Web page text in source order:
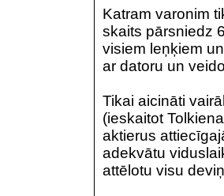
Katram varonim
skaits pārsniedz
visiem leņķiem
ar datoru un
Tikai aicināti
(ieskaitot
aktierus
adekvātu
attēlotu visu